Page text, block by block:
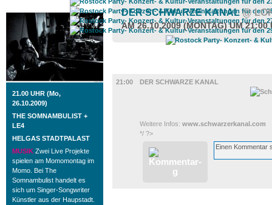
ROSTOCK TAGESTIPP
21.00 UHR (Mo,
26.10.2009)
THE SOMNAMBULIST +
LE4
HELGAS STADTPALAST
MUSIK Zwei Live Projekte
spielen am Momomontag im
Momo. Bei The
Somnambulist handelt es
sich um Singer-Songwriter
Künstler aus der Haupstadt.
DER SCHWARZE KANAL@
AM 26.10.2009 (MONTAG) UM 21:00
21:00
DER SCHWARZE KANAL
Weitere Infos: www.schwarzerkanal.com
*/ ?>